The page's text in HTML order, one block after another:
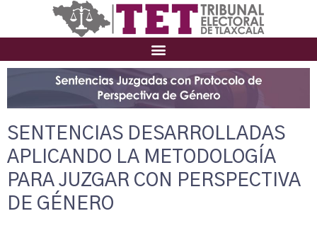
SENTENCIAS DESARROLLADAS
APLICANDO LA METODOLOGÍA
PARA JUZGAR CON PERSPECTIVA
DE GÉNERO